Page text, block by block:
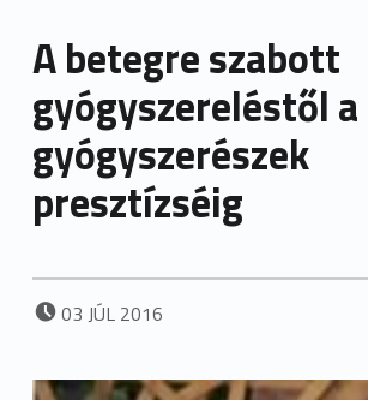
A betegre szabott
gyógyszereléstől
gyógyszerészek
presztízséig
POSTED ON:
03 JÚL 2016